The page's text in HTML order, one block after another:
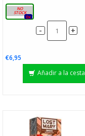
20mg
0x
- +
€6,95
Añadir a la cesta